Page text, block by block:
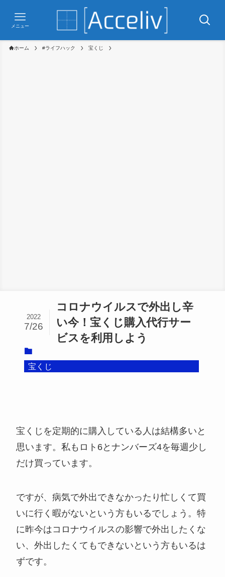
メニュー
ホーム #ライフハック 宝くじ
コロナウイルスで外出し辛
い今！宝くじ購入代行サー
ビスを利用しよう
2022
7/26
宝くじ
宝くじを定期的に購入している人は結構多いと
思います。私もロト6とナンバーズ4を毎週少し
だけ買っています。
ですが、病気で外出できなかったり忙しくて買
いに行く暇がないという方もいるでしょう。特
に昨今はコロナウイルスの影響で外出したくな
い、外出したくてもできないという方もいるは
ずです。